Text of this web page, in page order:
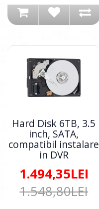
Hard Disk 6TB, 3.5
inch, SATA,
compatibil instalare
in DVR
1.494,35LEI
1.548,80LEI